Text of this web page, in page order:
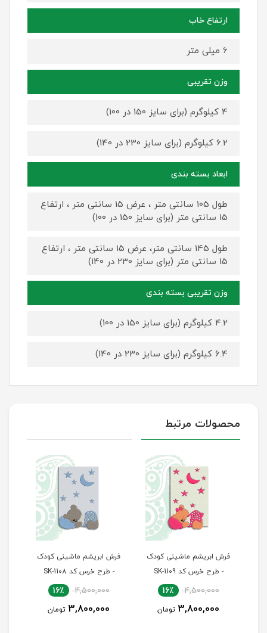
ارتفاع خاب
6 میلی متر
وزن تقریبی
4 کیلوگرم (برای سایز 150 در 100)
6.2 کیلوگرم (برای سایز 230 در 140)
ابعاد بسته بندی
طول 105 سانتی متر ، عرض 15 سانتی متر ، ارتفاع
15 سانتی متر (برای سایز 150 در 100)
طول 145 سانتی متر، عرض 15 سانتی متر ، ارتفاع
15 سانتی متر (برای سایز 230 در 140)
وزن تقریبی بسته بندی
4.2 کیلوگرم (برای سایز 150 در 100)
6.4 کیلوگرم (برای سایز 230 در 140)
محصولات مرتبط
فرش ابریشم ماشینی کودک
- طرح خرس کد SK-1109
4,500,000 16٪
3,800,000 تومان
فرش ابریشم ماشینی کودک
- طرح خرس کد SK-1108
4,500,000 16٪
3,800,000 تومان